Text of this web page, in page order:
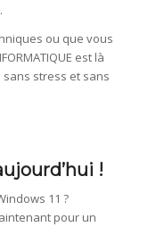
ou que vous
est là
stress et sans
!
11 ?
pour un